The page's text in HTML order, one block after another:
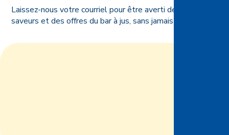
Laissez-nous votre courriel pour être averti des nouvelles
saveurs et des offres du bar à jus, sans jamais être inondé.